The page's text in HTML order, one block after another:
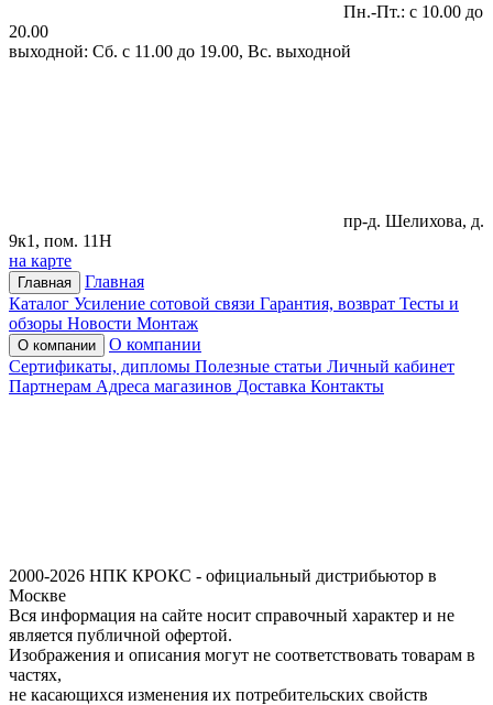
Пн.-Пт.: с 10.00 до
20.00
выходной: Сб. с 11.00 до 19.00, Вс. выходной
пр-д. Шелихова, д.
9к1, пом. 11Н
на карте
Главная
Главная
Каталог Усиление сотовой связи Гарантия, возврат Тесты и
обзоры Новости Монтаж
О компании
О компании
Сертификаты, дипломы Полезные статьи Личный кабинет
Партнерам Адреса магазинов Доставка Контакты
2000-2026 НПК КРОКС - официальный дистрибьютор в
Москве
Вся информация на сайте носит справочный характер и не
является публичной офертой.
Изображения и описания могут не соответствовать товарам в
частях,
не касающихся изменения их потребительских свойств